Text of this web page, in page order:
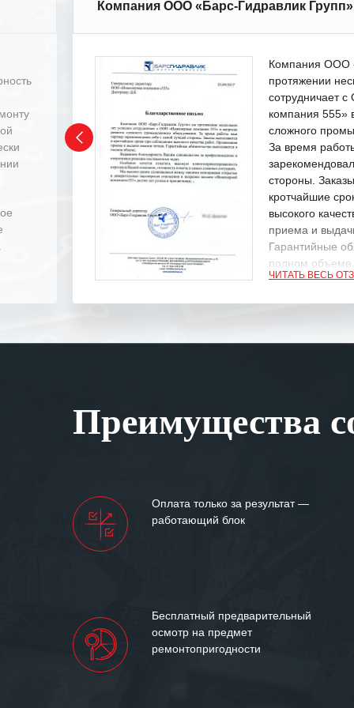
Компания ООО «Барс-Гидравлик Групп»
Компания ООО
протяжении
сотрудничает
компания 555»
сложного
За время
стороны.
кротчайшие
высокого
приема и
Гарантийные
полном объеме.
Мы высоко
«555» долгих
ЧИТАТЬ ВЕСЬ
Преимущества
Оплата только за результат —
работающий блок
Бесплатный предварительный
осмотр на предмет
ремонтопригодности